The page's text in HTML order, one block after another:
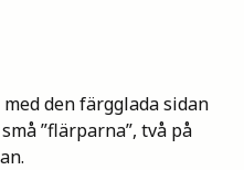
den färgglada sidan
”flärparna”, två på